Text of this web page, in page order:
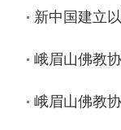
峨眉山佛教
峨眉山佛教